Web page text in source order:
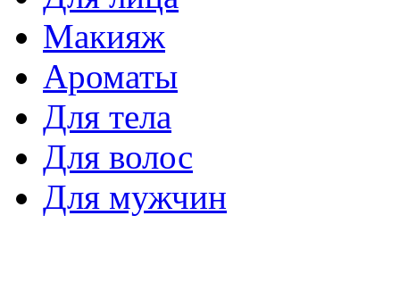
Макияж
Ароматы
Для тела
Для волос
Для мужчин